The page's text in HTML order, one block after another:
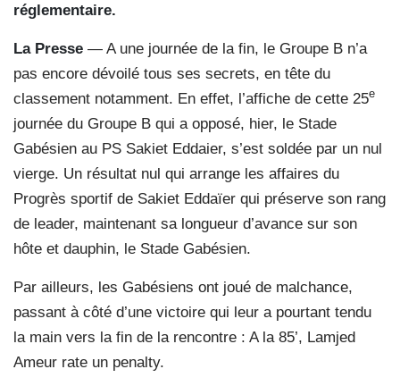
réglementaire.
La Presse — A une journée de la fin, le Groupe B n’a
pas encore dévoilé tous ses secrets, en tête du
classement notamment. En effet, l’affiche de cette 25e
journée du Groupe B qui a opposé, hier, le Stade
Gabésien au PS Sakiet Eddaier, s’est soldée par un nul
vierge. Un résultat nul qui arrange les affaires du
Progrès sportif de Sakiet Eddaïer qui préserve son rang
de leader, maintenant sa longueur d’avance sur son
hôte et dauphin, le Stade Gabésien.
Par ailleurs, les Gabésiens ont joué de malchance,
passant à côté d’une victoire qui leur a pourtant tendu
la main vers la fin de la rencontre : A la 85’, Lamjed
Ameur rate un penalty.